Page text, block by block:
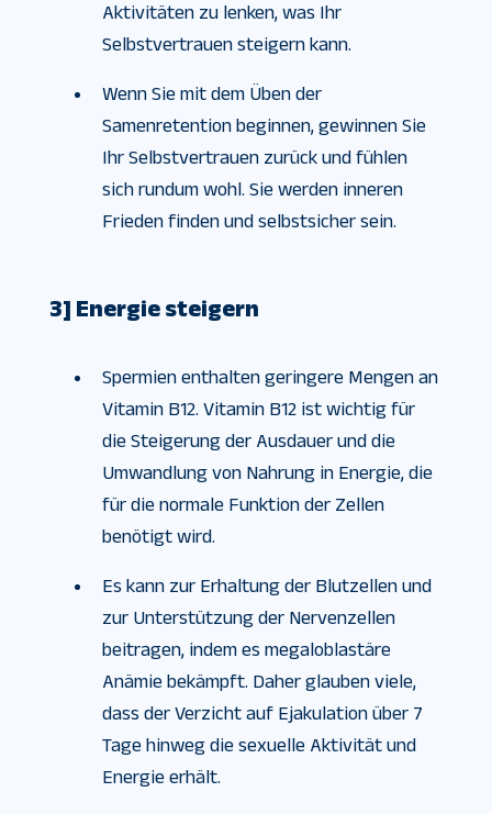
Aktivitäten zu lenken, was Ihr
Selbstvertrauen steigern kann.
Wenn Sie mit dem Üben der
Samenretention beginnen, gewinnen Sie
Ihr Selbstvertrauen zurück und fühlen
sich rundum wohl. Sie werden inneren
Frieden finden und selbstsicher sein.
3] Energie steigern
Spermien enthalten geringere Mengen an
Vitamin B12. Vitamin B12 ist wichtig für
die Steigerung der Ausdauer und die
Umwandlung von Nahrung in Energie, die
für die normale Funktion der Zellen
benötigt wird.
Es kann zur Erhaltung der Blutzellen und
zur Unterstützung der Nervenzellen
beitragen, indem es megaloblastäre
Anämie bekämpft. Daher glauben viele,
dass der Verzicht auf Ejakulation über 7
Tage hinweg die sexuelle Aktivität und
Energie erhält.